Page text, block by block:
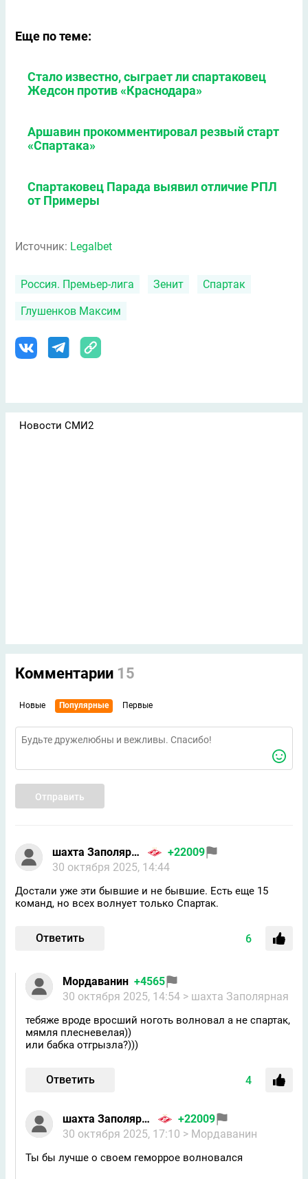
Еще по теме:
Стало известно, сыграет ли спартаковец
Жедсон против «Краснодара»
Аршавин прокомментировал резвый старт
«Спартака»
Спартаковец Парада выявил отличие РПЛ
от Примеры
Источник: Legalbet
Россия. Премьер-лига Зенит Спартак
Глушенков Максим
Новости СМИ2
Комментарии 15
Новые Популярные Первые
Отправить
шахта Заполярная
+22009
30 октября 2025, 14:44
Достали уже эти бывшие и не бывшие. Есть еще 15
команд, но всех волнует только Спартак.
Ответить 6
Мордаванин +4565
30 октября 2025, 14:54 > шахта Заполярная
тебяже вроде вросший ноготь волновал а не спартак,
мямля плесневелая))
или бабка отгрызла?)))
Ответить 4
шахта Заполярная
+22009
30 октября 2025, 17:10 > Мордаванин
Ты бы лучше о своем геморрое волновался